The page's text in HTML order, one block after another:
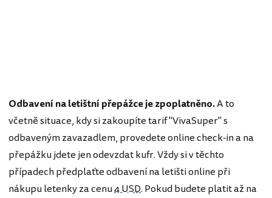
Odbavení na letištní přepážce je zpoplatněno.A to
včetně situace, kdy si zakoupíte tarif "VivaSuper" s
odbaveným zavazadlem, provedete online check-in a na
přepážku jdete jen odevzdat kufr. Vždy si v těchto
případech předplaťte odbavení na letišti online při
nákupu letenky za cenu4 USD. Pokud budete platit až na